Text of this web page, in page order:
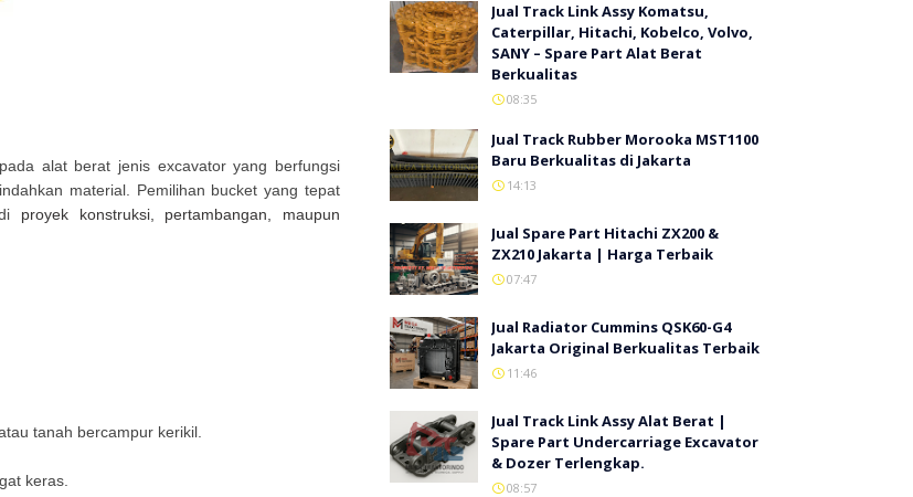
alat berat jenis excavator yang berfungsi
material. Pemilihan bucket yang tepat
proyek konstruksi, pertambangan, maupun
tanah bercampur kerikil.
keras.
Jual Track Link Assy Komatsu,
Caterpillar, Hitachi, Kobelco, Volvo,
SANY – Spare Part Alat Berat
Berkualitas
08:35
Jual Track Rubber Morooka MST1100
Baru Berkualitas di Jakarta
14:13
Jual Spare Part Hitachi ZX200 &
ZX210 Jakarta | Harga Terbaik
07:47
Jual Radiator Cummins QSK60-G4
Jakarta Original Berkualitas Terbaik
11:46
Jual Track Link Assy Alat Berat |
Spare Part Undercarriage Excavator
& Dozer Terlengkap.
08:57